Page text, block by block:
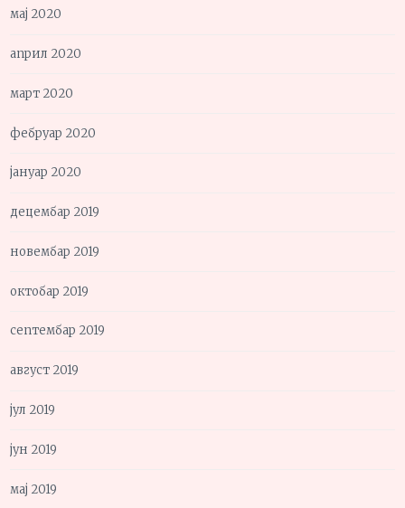
мај 2020
април 2020
март 2020
фебруар 2020
јануар 2020
децембар 2019
новембар 2019
октобар 2019
септембар 2019
август 2019
јул 2019
јун 2019
мај 2019